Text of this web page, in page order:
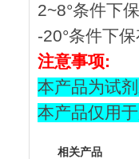
2~8°条件下
-20°条件下
注意事项:
本产品为试
本产品仅用
相关产品